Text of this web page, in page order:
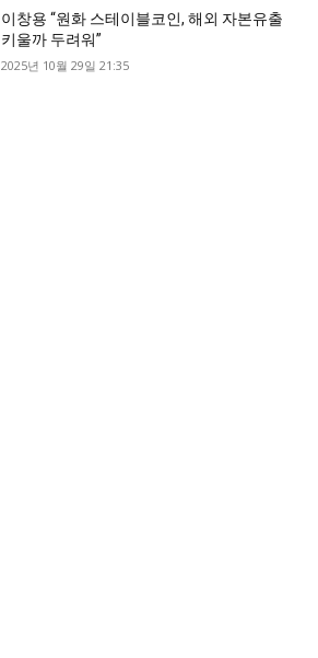
이창용 “원화 스테이블코인, 해외 자본유출
키울까 두려워”
2025년 10월 29일 21:35